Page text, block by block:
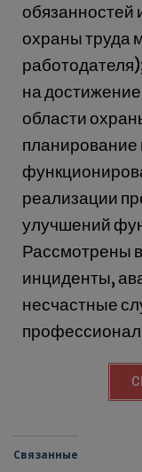
обязанностей
охраны труда
на
области
планирование
реализации
улучшений
Рассмотрены
инциденты,
несчастные
Связанные